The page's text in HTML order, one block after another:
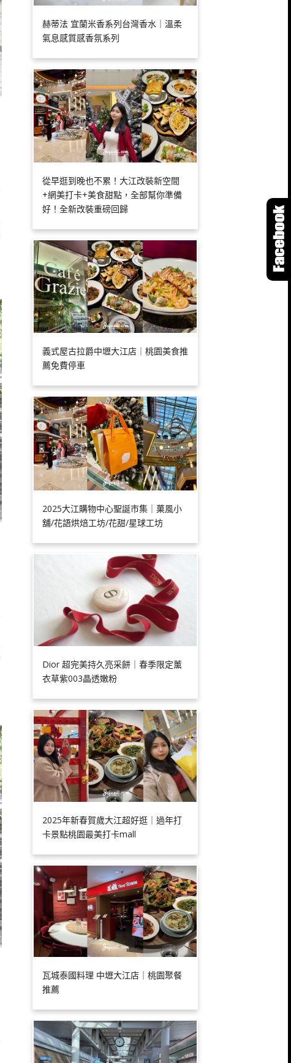
赫蒂法 宜蘭米香系列台灣香水｜溫柔
氣息感質感香氛系列
從早逛到晚也不累！大江改裝新空間
+網美打卡+美食甜點，全部幫你準備
好！全新改裝重磅回歸
義式屋古拉爵中壢大江店｜桃園美食推
薦免費停車
2025大江購物中心聖誕市集｜菓風小
舖/花語烘焙工坊/花甜/星球工坊
Dior 超完美持久亮采餅｜春季限定薰
衣草紫003晶透嫩粉
2025年新春賀歲大江超好逛｜過年打
卡景點桃園最美打卡mall
瓦城泰國料理 中壢大江店｜桃園聚餐
推薦